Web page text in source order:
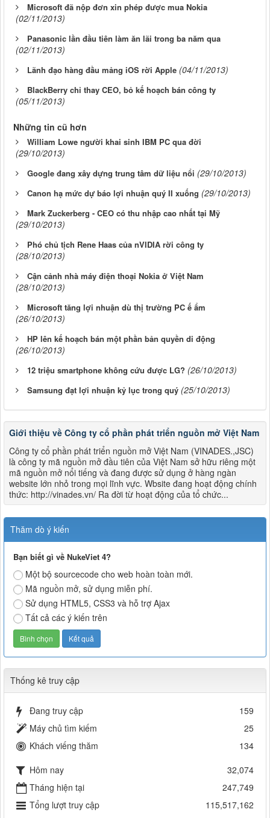
Microsoft đã nộp đơn xin phép được mua Nokia
(02/11/2013)
Panasonic lần đầu tiên làm ăn lãi trong ba năm qua
(02/11/2013)
Lãnh đạo hàng đầu mảng iOS rời Apple (04/11/2013)
BlackBerry chỉ thay CEO, bỏ kế hoạch bán công ty
(05/11/2013)
Những tin cũ hơn
William Lowe người khai sinh IBM PC qua đời
(29/10/2013)
Google đang xây dựng trung tâm dữ liệu nổi (29/10/2013)
Canon hạ mức dự báo lợi nhuận quý II xuống (29/10/2013)
Mark Zuckerberg - CEO có thu nhập cao nhất tại Mỹ
(29/10/2013)
Phó chủ tịch Rene Haas của nVIDIA rời công ty
(28/10/2013)
Cận cảnh nhà máy điện thoại Nokia ở Việt Nam
(28/10/2013)
Microsoft tăng lợi nhuận dù thị trường PC ế ẩm
(26/10/2013)
HP lên kế hoạch bán một phần bản quyền di động
(26/10/2013)
12 triệu smartphone không cứu được LG? (26/10/2013)
Samsung đạt lợi nhuận kỷ lục trong quý (25/10/2013)
Giới thiệu về Công ty cổ phần phát triển nguồn mở Việt Nam
Công ty cổ phần phát triển nguồn mở Việt Nam (VINADES.,JSC)
là công ty mã nguồn mở đầu tiên của Việt Nam sở hữu riêng một
mã nguồn mở nổi tiếng và đang được sử dụng ở hàng ngàn
website lớn nhỏ trong mọi lĩnh vực. Wbsite đang hoạt động chính
thức: http://vinades.vn/ Ra đời từ hoạt động của tổ chức...
Thăm dò ý kiến
Bạn biết gì về NukeViet 4?
Một bộ sourcecode cho web hoàn toàn mới.
Mã nguồn mở, sử dụng miễn phí.
Sử dụng HTML5, CSS3 và hỗ trợ Ajax
Tất cả các ý kiến trên
Thống kê truy cập
Đang truy cập
159
Máy chủ tìm kiếm
25
Khách viếng thăm
134
Hôm nay
32,074
Tháng hiện tại
247,749
Tổng lượt truy cập
115,517,162